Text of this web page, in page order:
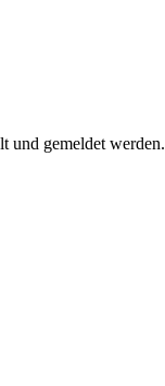
und gemeldet werden.